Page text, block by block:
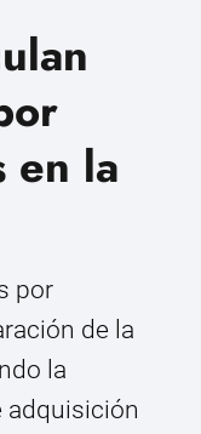
en la
por
de la
la
adquisición